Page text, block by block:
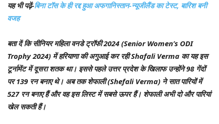
यह भी पढ़ें-बिना टॉस के ही रद्द हुआ अफगानिस्तान-न्यूजीलैंड का टेस्ट, बारिश बनी
वजह
बता दें कि सीनियर महिला वनडे ट्रॉफी 2024 (Senior Women’s ODI
Trophy 2024) में हरियाणा की अगुआई कर रही Shafali Verma का यह इस
टूर्नामेंट में दूसरा शतक था। इससे पहले उत्तर प्रदेश के खिलाफ उन्होंने 98 गेंदों
पर 139 रन बनाए थे। अब तक शेफाली (Shefali Verma) ने सात पारियों में
527 रन बनाए हैं और वह इस लिस्ट में सबसे ऊपर हैं। शेफाली अभी दो और पारियां
खेल सकती हैं।